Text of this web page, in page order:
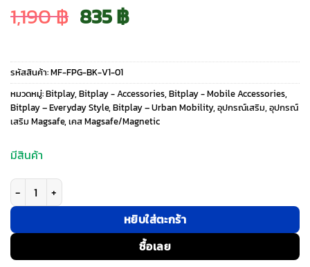
1,190฿ Original
price
was:
1,190 ฿.
835฿Current
price
is:
835 ฿.
รหัสสินค้า:MF-FPG-BK-V1-01
หมวดหมู่:Bitplay, Bitplay - Accessories, Bitplay - Mobile Accessories,
Bitplay – Everyday Style, Bitplay – Urban Mobility, อุปกรณ์เสริม, อุปกรณ์
เสริม Magsafe, เคส Magsafe/Magnetic
มีสินค้า
จำนวน Bitplay รุ่น Free Phone Grip - ขาตั้งและที่จับติดหลังมือถือ - สี
หยิบใส่ตะกร้า
ซื้อเลย